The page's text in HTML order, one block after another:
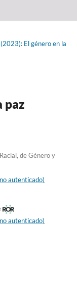
El género en la
paz
de Género y
autenticado)
autenticado)